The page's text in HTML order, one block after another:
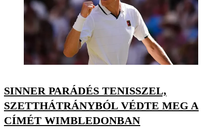
SINNER PARÁDÉS TENISSZEL,
SZETTHÁTRÁNYBÓL VÉDTE MEG A
CÍMÉT WIMBLEDONBAN